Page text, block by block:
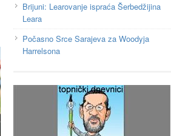
Brijuni: Learovanje ispraća Šerbedžijina
Leara
Počasno Srce Sarajeva za Woodyja
Harrelsona